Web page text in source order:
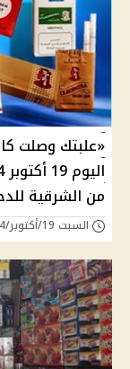
«علبتك وصلت
من الشرقية
السبت 19/أكتوبر/2024 - 10:29 م